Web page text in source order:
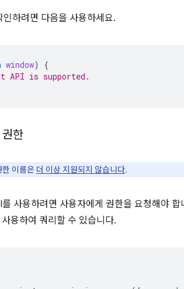
하려면 다음을 사용하세요.
window)
{
API is supported.
권한
한 이름은 더 이상 지원되지 않습니다.
사용하려면 사용자에게 권한을 요청해야 합
용하여 쿼리할 수 있습니다.